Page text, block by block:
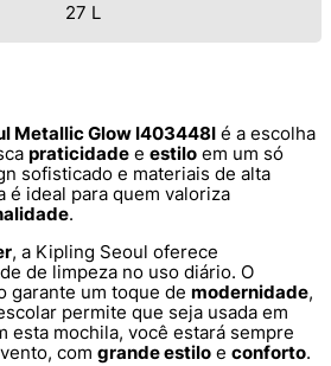
27 L
Metallic Glow I403448I é a escolha
praticidade e estilo em um só
sofisticado e materiais de alta
é ideal para quem valoriza
.
, a Kipling Seoul oferece
de limpeza no uso diário. O
garante um toque de modernidade,
permite que seja usada em
esta mochila, você estará sempre
com grande estilo e conforto.